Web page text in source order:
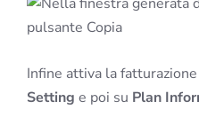
Infine attiva la
Setting e poi su Plan